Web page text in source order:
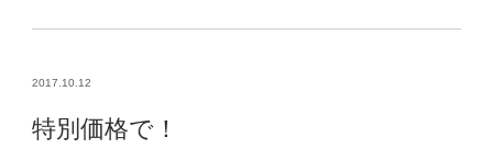
2017.10.12
特別価格で！